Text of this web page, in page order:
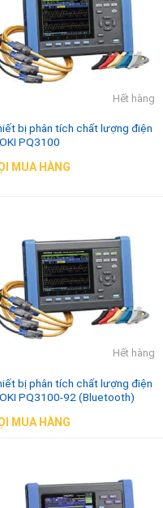
Hết hàng
bị phân tích chất lượng điện
PQ3100
MUA HÀNG
Hết hàng
bị phân tích chất lượng điện
PQ3100-92 (Bluetooth)
MUA HÀNG